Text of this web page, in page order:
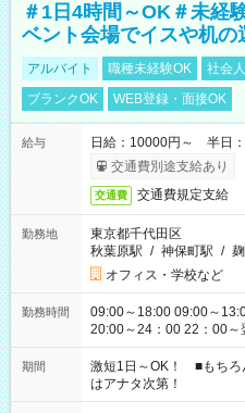
＃1日4時間～OK＃未経
ベント会場でイスや机の
アルバイト 職種未経験OK 社会
ブランクOK
WEB登録・面接OK
給与
日給：10000円～ 半日
交通費別途支給あり
交通費 交通費規定支給
勤務地
東京都千代田区
秋葉原駅 / 神保町駅 /
オフィス・学校など
勤務時間
09:00～18:00 09:00～
20:00～24：00 22：00～翌
シフトもございます！ お
期間
激短1日～OK！ ■もち
はアナタ次第！